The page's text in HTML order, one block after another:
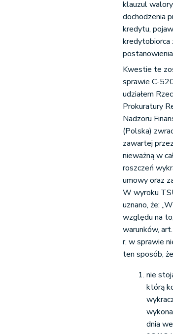
klauzul
dochodzenia
kredytu,
kredytobiorca
Kwestie te
sprawie C-
udziałem
Prokuratury
Nadzoru
(Polska)
zawartej
nieważną w
roszczeń
umowy oraz
W wyroku
uznano, że:
względu na
warunków,
r. w sprawie
ten sposób,
nie
którą
dnia